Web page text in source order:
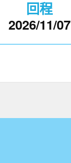
回程
2026/11/07